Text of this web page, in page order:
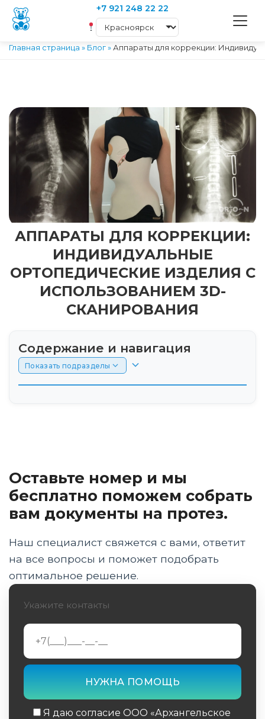
+7 921 248 22 22
Главная страница » Блог»Аппараты для коррекции:
АППАРАТЫ ДЛЯ КОРРЕКЦИИ:
ИНДИВИДУАЛЬНЫЕ
ОРТОПЕДИЧЕСКИЕ ИЗДЕЛИЯ С
ИСПОЛЬЗОВАНИЕМ 3D-
СКАНИРОВАНИЯ
Содержание и навигация
Показать подразделы
Преимущества использования 3D-
Виды корректирующих аппаратов
Процесс изготовления корректирующего
сканирования
корректирующих аппаратов
Применение корректирующих аппаратов в
различных областях медицины
Особенности применения корректирующих
аппаратов в педиатрии
Оставьте номер и мы
бесплатно поможем собрать
вам документы на протез.
Наш специалист свяжется с вами, ответит
на все вопросы и поможет подобрать
оптимальное решение.
Укажите контакты
Я даю согласие ООО «Архангельское